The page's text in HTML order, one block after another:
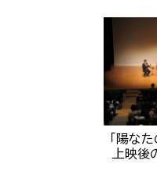
「陽な
上映後